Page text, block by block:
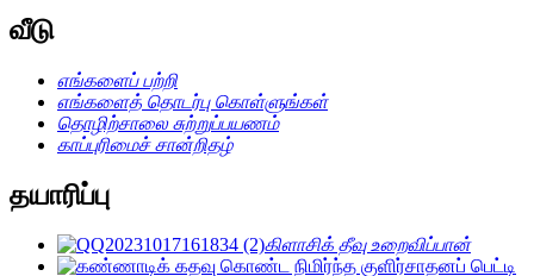
வீடு
எங்களைப் பற்றி
எங்களைத் தொடர்பு கொள்ளுங்கள்
தொழிற்சாலை சுற்றுப்பயணம்
காப்புரிமைச் சான்றிதழ்
தயாரிப்பு
கிளாசிக் தீவு உறைவிப்பான்